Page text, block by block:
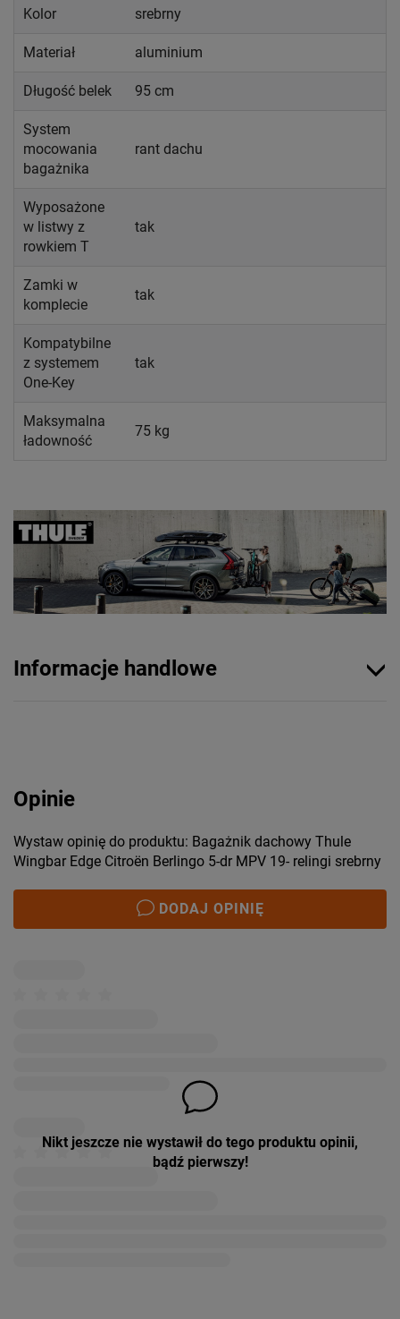
Kolor srebrny
Materiał aluminium
Długość belek 95 cm
System
mocowania
bagażnika
rant dachu
Wyposażone
w listwy z
rowkiem T
tak
Zamki w
komplecie
tak
Kompatybilne
z systemem
One-Key
tak
Maksymalna
ładowność
75 kg
Informacje handlowe
Opinie
Wystaw opinię do produktu: Bagażnik dachowy Thule
Wingbar Edge Citroën Berlingo 5-dr MPV 19- relingi srebrny
DODAJ OPINIĘ
Nikt jeszcze nie wystawił do tego produktu opinii,
bądź pierwszy!